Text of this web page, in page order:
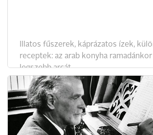
Illatos fűszerek, káprázatos ízek,
receptek: az arab konyha
legszebb arcát.